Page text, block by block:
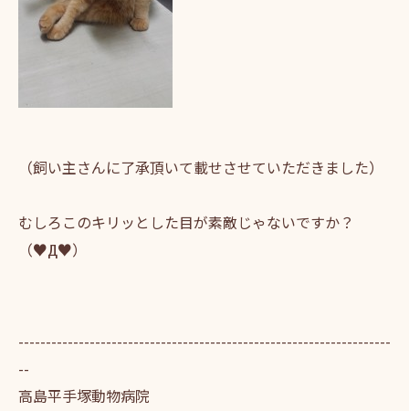
（飼い主さんに了承頂いて載せさせていただきました）
むしろこのキリッとした目が素敵じゃないですか？
（♥Д♥）
--------------------------------------------------------------------
--
高島平手塚動物病院